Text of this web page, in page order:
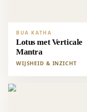
BUA KATHA
Lotus met Verticale
Mantra
WIJSHEID & INZICHT